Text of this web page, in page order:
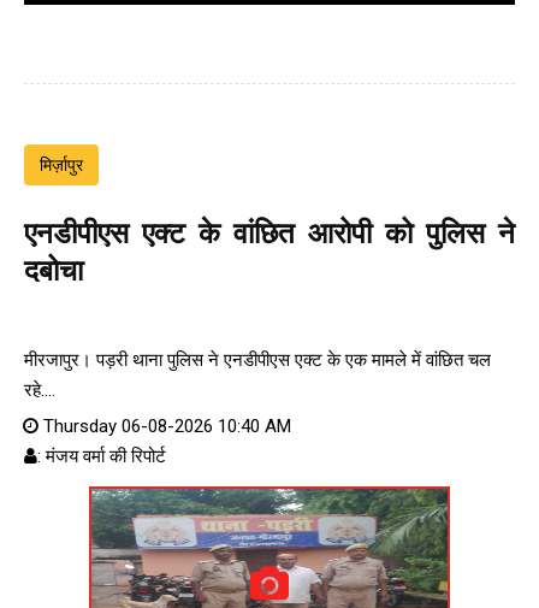
मिर्ज़ापुर
एनडीपीएस एक्ट के वांछित आरोपी को पुलिस ने
दबोचा
मीरजापुर। पड़री थाना पुलिस ने एनडीपीएस एक्ट के एक मामले में वांछित चल
रहे....
Thursday 06-08-2026 10:40 AM
: मंजय वर्मा की रिपोर्ट